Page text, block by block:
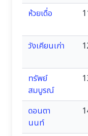
ห้วยเดื่อ
วังเคียนเก่า
ทรัพย์
สมบูรณ์
ดอนตา
นนท์